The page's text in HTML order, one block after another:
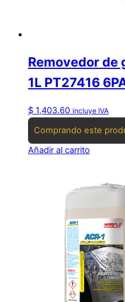
Removedor
1L PT27416
$ 1,403.60 incluye IVA
Comprando este
Añadir al carrito